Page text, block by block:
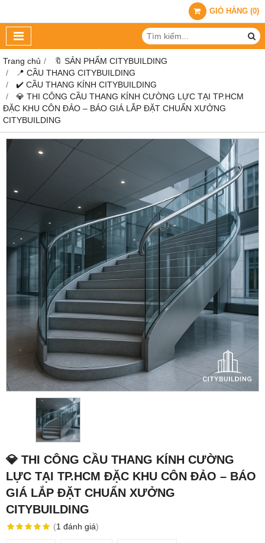
GIỎ HÀNG (0)
Trang chủ
🔖 SẢN PHẨM CITYBUILDING
📍 CẦU THANG CITYBUILDING
✔️ CẦU THANG KÍNH CITYBUILDING
💎 THI CÔNG CẦU THANG KÍNH CƯỜNG LỰC TẠI TP.HCM
ĐẶC KHU CÔN ĐẢO – BÁO GIÁ LẮP ĐẶT CHUẨN XƯỞNG
CITYBUILDING
💎 THI CÔNG CẦU THANG KÍNH CƯỜNG
LỰC TẠI TP.HCM ĐẶC KHU CÔN ĐẢO – BÁO
GIÁ LẮP ĐẶT CHUẨN XƯỞNG
CITYBUILDING
(1 đánh giá)